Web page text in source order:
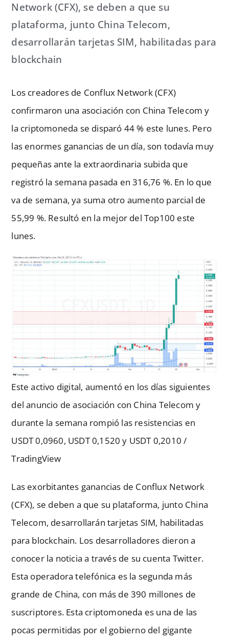
Network (CFX), se deben a que su
plataforma, junto China Telecom,
desarrollarán tarjetas SIM, habilitadas para
blockchain
Los creadores de Conflux Network (CFX)
confirmaron una asociación con China Telecom y
la criptomoneda se disparó 44 % este lunes. Pero
las enormes ganancias de un día, son todavía muy
pequeñas ante la extraordinaria subida que
registró la semana pasada en 316,76 %. En lo que
va de semana, ya suma otro aumento parcial de
55,99 %. Resultó en la mejor del Top100 este
lunes.
Este activo digital, aumentó en los días siguientes
del anuncio de asociación con China Telecom y
durante la semana rompió las resistencias en
USDT 0,0960, USDT 0,1520 y USDT 0,2010 /
TradingView
Las exorbitantes ganancias de Conflux Network
(CFX), se deben a que su plataforma, junto China
Telecom, desarrollarán tarjetas SIM, habilitadas
para blockchain. Los desarrolladores dieron a
conocer la noticia a través de su cuenta Twitter.
Esta operadora telefónica es la segunda más
grande de China, con más de 390 millones de
suscriptores. Esta criptomoneda es una de las
pocas permitidas por el gobierno del gigante